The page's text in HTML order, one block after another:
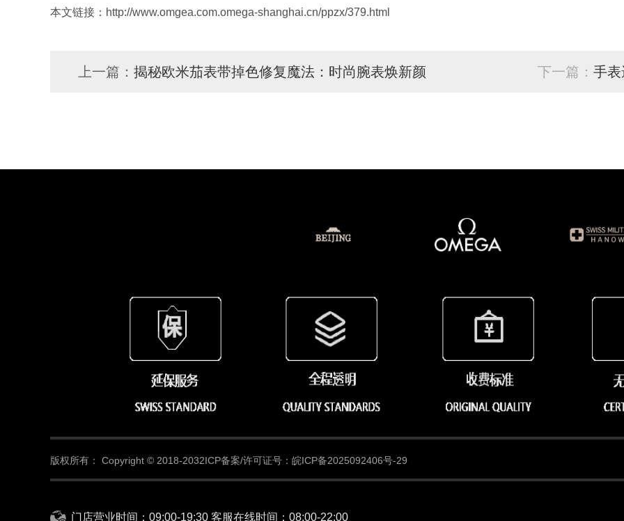
本文链接：http://www.omgea.com.omega-shanghai.cn/ppzx/379.html
上一篇： 揭秘欧米茄表带掉色修复魔法：时尚腕表焕新颜 下一篇： 手
版权所有： Copyright © 2018-2032ICP备案/许可证号：皖ICP备2025092406号-29
门店营业时间：09:00-19:30 客服在线时间：08:00-22:00